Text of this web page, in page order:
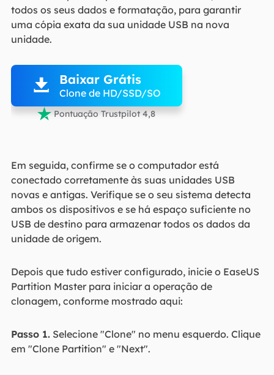
todos os seus dados e formatação, para garantir
uma cópia exata da sua unidade USB na nova
unidade.

 Baixar Grátis
Clone de HD/SSD/SO
 Pontuação Trustpilot 4,8
Em seguida, confirme se o computador está
conectado corretamente às suas unidades USB
novas e antigas. Verifique se o seu sistema detecta
ambos os dispositivos e se há espaço suficiente no
USB de destino para armazenar todos os dados da
unidade de origem.
Depois que tudo estiver configurado, inicie o EaseUS
Partition Master para iniciar a operação de
clonagem, conforme mostrado aqui:
Passo 1.Selecione "Clone" no menu esquerdo. Clique
em "Clone Partition" e "Next".